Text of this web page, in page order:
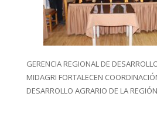
GERENCIA REGIONAL DE
MIDAGRI FORTALECEN
DESARROLLO AGRARIO DE LA REGIÓN